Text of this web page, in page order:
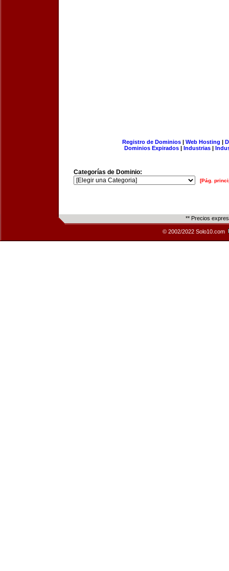
Registro de Dominios| Web Hosting |
Dominios Expirados | Industrias |
Categorías de Dominio:
[Pág.
** Precios
© 2002/2022 Solo10.com